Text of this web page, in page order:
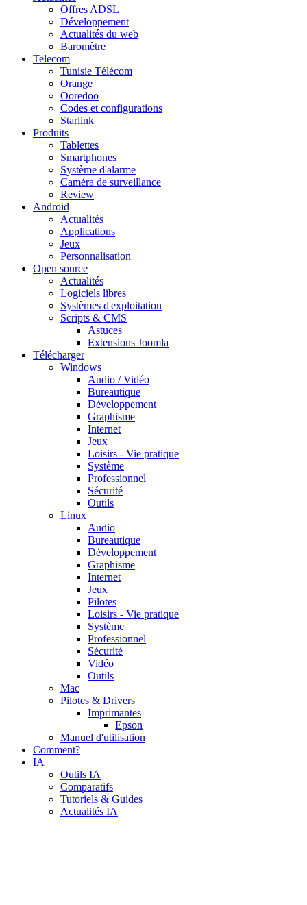
Offres ADSL
Développement
Actualités du web
Baromètre
Telecom
Tunisie Télécom
Orange
Ooredoo
Codes et configurations
Starlink
Produits
Tablettes
Smartphones
Système d'alarme
Caméra de surveillance
Review
Android
Actualités
Applications
Jeux
Personnalisation
Open source
Actualités
Logiciels libres
Systèmes d'exploitation
Scripts & CMS
Astuces
Extensions Joomla
Télécharger
Windows
Audio / Vidéo
Bureautique
Développement
Graphisme
Internet
Jeux
Loisirs - Vie pratique
Système
Professionnel
Sécurité
Outils
Linux
Audio
Bureautique
Développement
Graphisme
Internet
Jeux
Pilotes
Loisirs - Vie pratique
Système
Professionnel
Sécurité
Vidéo
Outils
Mac
Pilotes & Drivers
Imprimantes
Epson
Manuel d'utilisation
Comment?
IA
Outils IA
Comparatifs
Tutoriels & Guides
Actualités IA